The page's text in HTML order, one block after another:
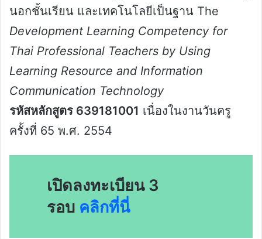
นอกชั้นเรียน และเทคโนโลยีเป็นฐาน The
Development Learning Competency for
Thai Professional Teachers by Using
Learning Resource and Information
Communication Technology
รหัสหลักสูตร 639181001 เนื่องในงานวันครู
ครั้งที่ 65 พ.ศ. 2554
เปิดลงทะเบียน 3
รอบ คลิกที่นี่